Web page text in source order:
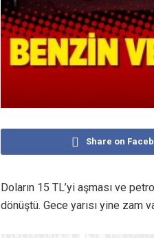
Share on
Doların 15 TL’yi aşması ve
dönüştü. Gece yarısı yine zam